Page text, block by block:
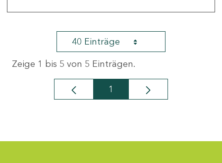
40 Einträge
Zeige 1 bis 5 von 5 Einträgen.
Seite
1